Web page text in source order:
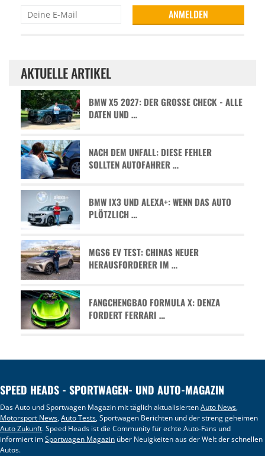
AKTUELLE ARTIKEL
BMW X5 2027: DER GROSSE CHECK - ALLE D
ATEN UND …
NACH DEM UNFALL: DIESE FEHLER
SOLLTEN AUTOFAHRER …
BMW IX3 UND ALEXA+: WENN DAS AUTO
PLÖTZLICH …
MGS6 EV TEST: CHINAS NEUER
HERAUSFORDERER IM …
FANGCHENGBAO FORMULA X: DENZA
FORDERT FERRARI …
SPEED HEADS - SPORTWAGEN- UND AUTO-MAGAZIN
Das Auto und Sportwagen Magazin mit täglich aktualisiertenAuto News,
Motorsport News,Auto Tests, Sportwagen Berichten und der streng geheimen
Auto Zukunft. Speed Heads ist die Community für echte Auto-Fans und
informiert imSportwagen Magazin über Neuigkeiten aus der Welt der schnellen
Autos.